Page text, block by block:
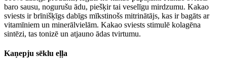
baro sausu, nogurušu ādu, piešķir tai veselīgu mirdzumu. Kakao
sviests ir brīnišķīgs dabīgs mīkstinošs mitrinātājs, kas ir bagāts ar
vitamīniem un minerālvielām. Kakao sviests stimulē kolagēna
sintēzi, tas tonizē un atjauno ādas tvirtumu.
Kaņepju sēklu eļļa